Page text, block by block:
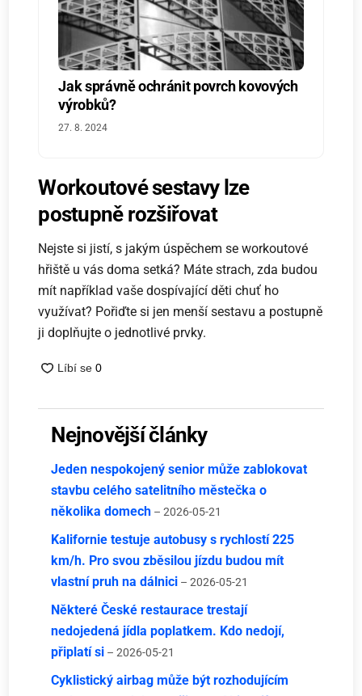
Jak správně ochránit povrch kovových
výrobků?
27. 8. 2024
Workoutové sestavy lze
postupně rozšiřovat
Nejste si jistí, s jakým úspěchem se workoutové
hřiště u vás doma setká? Máte strach, zda budou
mít například vaše dospívající děti chuť ho
využívat? Pořiďte si jen menší sestavu a postupně
ji doplňujte o jednotlivé prvky.
Nejnovější články
Jeden nespokojený senior může zablokovat
stavbu celého satelitního městečka o
několika domech – 2026-05-21
Kalifornie testuje autobusy s rychlostí 225
km/h. Pro svou zběsilou jízdu budou mít
vlastní pruh na dálnici – 2026-05-21
Některé České restaurace trestají
nedojedená jídla poplatkem. Kdo nedojí,
připlatí si – 2026-05-21
Cyklistický airbag může být rozhodujícím